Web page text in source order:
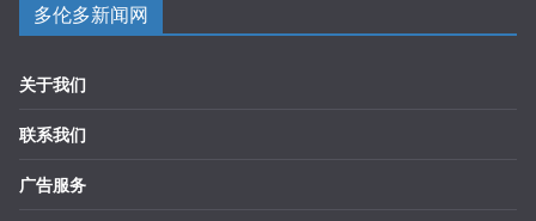
多伦多新闻网
关于我们
联系我们
广告服务